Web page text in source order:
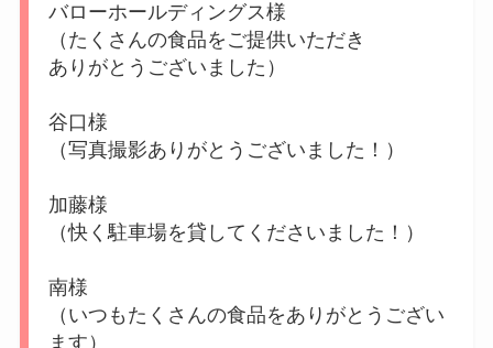
バローホールディングス様
（たくさんの食品をご提供いただき
ありがとうございました）
谷口様
（写真撮影ありがとうございました！）
加藤様
（快く駐車場を貸してくださいました！）
南様
（いつもたくさんの食品をありがとうござい
ます）